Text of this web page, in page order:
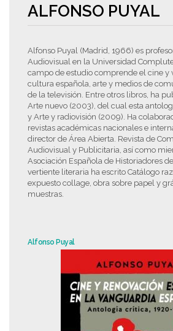
ALFONSO PUYAL
Alfonso Puyal (Madrid, 1966) es
Audiovisual en la Universidad
campo de estudio comprende el cine y
cultura española, arte y medios de
de la televisión. Entre otros libros, ha
Arte nuevo (2003), del cual esta
y Arte y radiovisión (2009). Ha
revistas académicas nacionales e
director de Área Abierta. Revista de
Audiovisual y Publicitaria, así como
Asociación Española de Historiadores
vertiente literaria ha escrito Catálogo
expuesto collage, obra sobre papel y
muestras.
Alfonso Puyal